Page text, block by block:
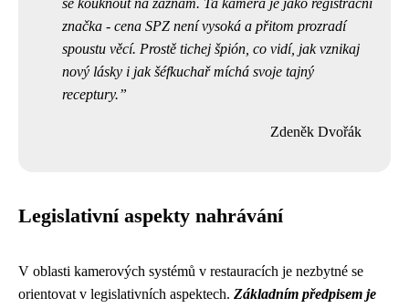
se kouknout na záznam. Ta kamera je jako registrační
značka - cena SPZ není vysoká a přitom prozradí
spoustu věcí. Prostě tichej špión, co vidí, jak vznikaj
nový lásky i jak šéfkuchař míchá svoje tajný
receptury.
Zdeněk Dvořák
Legislativní aspekty nahrávání
V oblasti kamerových systémů v restauracích je nezbytné se
orientovat v legislativních aspektech. Základním předpisem je